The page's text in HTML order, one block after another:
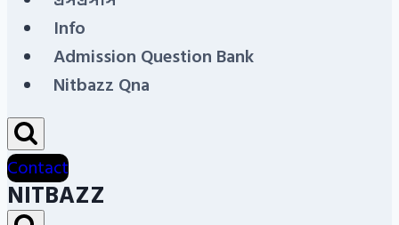
Info
Admission Question Bank
Nitbazz Qna
Contact
NITBAZZ